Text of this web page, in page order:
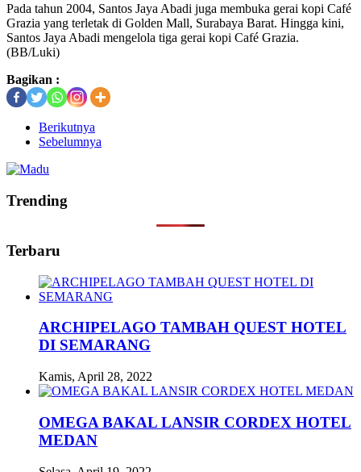
Pada tahun 2004, Santos Jaya Abadi juga membuka gerai kopi Café
Grazia yang terletak di Golden Mall, Surabaya Barat. Hingga kini,
Santos Jaya Abadi mengelola tiga gerai kopi Café Grazia.
(BB/Luki)
Bagikan :
Berikutnya
Sebelumnya
Trending
Terbaru
ARCHIPELAGO TAMBAH QUEST HOTEL
DI SEMARANG
Kamis, April 28, 2022
OMEGA BAKAL LANSIR CORDEX HOTEL
MEDAN